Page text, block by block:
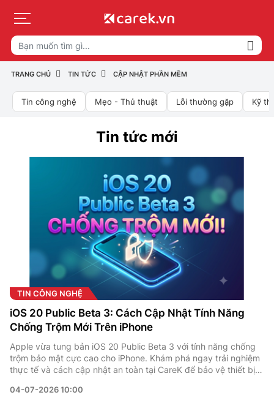
TRANG CHỦ TIN TỨC CẬP NHẬT PHẦN MỀM
Tin công nghệ Mẹo - Thủ thuật Lỗi thường gặp Kỹ
Tin tức mới
TIN CÔNG NGHỆ
iOS 20 Public Beta 3: Cách Cập Nhật Tính Năng
Chống Trộm Mới Trên iPhone
Apple vừa tung bản iOS 20 Public Beta 3 với tính năng chống
trộm bảo mật cực cao cho iPhone. Khám phá ngay trải nghiệm
thực tế và cách cập nhật an toàn tại CareK để bảo vệ thiết bị
04-07-2026 10:00